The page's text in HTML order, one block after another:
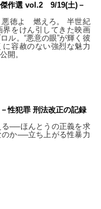
作選 vol.2 9/19(土)－
徳よ 燃えろ。 半世紀
界をけん引してきた映画
ル。“悪意の眼”が輝く彼
容赦のない強烈な魅力
開。
性犯罪 刑法改正の記録
──ほんとうの正義を求
か──立ち上がる性暴力